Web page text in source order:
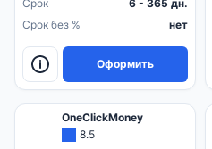
Срок
6 - 365 дн.
Срок без %
нет
Оформить
OneClickMoney
8.5